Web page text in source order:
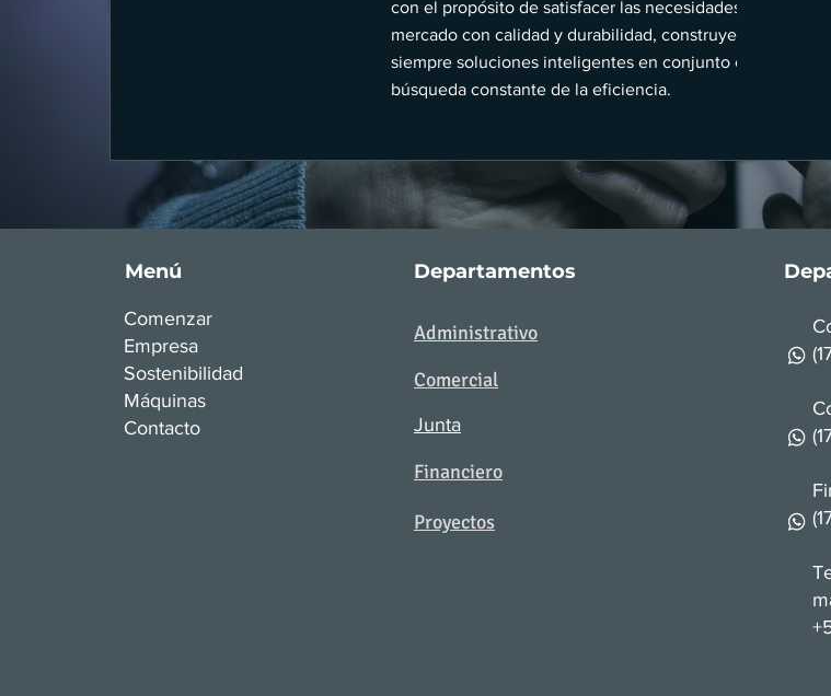
con el propósito de satisfacer las necesidades del
mercado con calidad y durabilidad, construyendo
siempre soluciones inteligentes en conjunto en la
búsqueda constante de la eficiencia.
Menú
Comenzar
Empresa
Sostenibilidad
Máquinas
Contacto
Departamentos
Administrativo
Comercial
Junta
Financiero
Proyectos